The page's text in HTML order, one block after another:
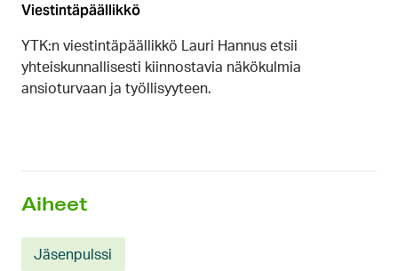
Aiheet
Jäsenpulssi
Viestintäpäällikkö
YTK:n viestintäpäällikkö Lauri Hannus etsii
yhteiskunnallisesti kiinnostavia näkökulmia
ansioturvaan ja työllisyyteen.